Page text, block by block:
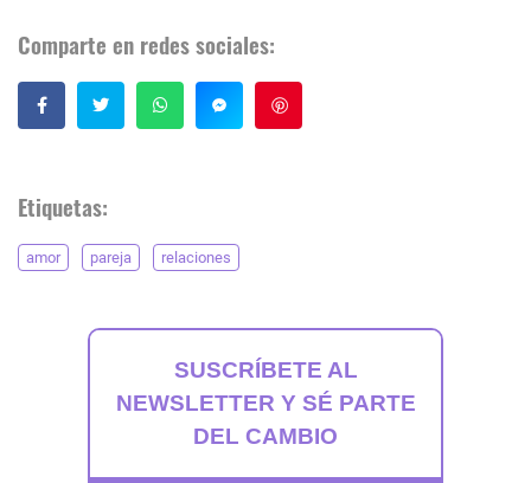
Comparte en redes sociales:
Etiquetas:
amor pareja relaciones
SUSCRÍBETE AL
NEWSLETTER Y SÉ PARTE
DEL CAMBIO